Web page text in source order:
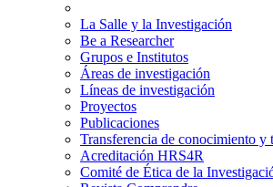
La Salle y la Investigación
Be a Researcher
Grupos e Institutos
Áreas de investigación
Líneas de investigación
Proyectos
Publicaciones
Transferencia de conocimiento y
Acreditación HRS4R
Comité de Ética de la